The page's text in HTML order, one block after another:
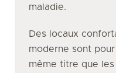
maladie.
Des locaux
moderne sont
même titre que